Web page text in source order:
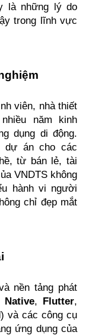
là những lý do
trong lĩnh vực
viên, nhà thiết
năm kinh
dụng di động.
dự án cho các
từ bán lẻ, tài
VNDTS không
hành vi người
chỉ đẹp mắt
nền tảng phát
Native, Flutter
và các công cụ
ứng dụng của